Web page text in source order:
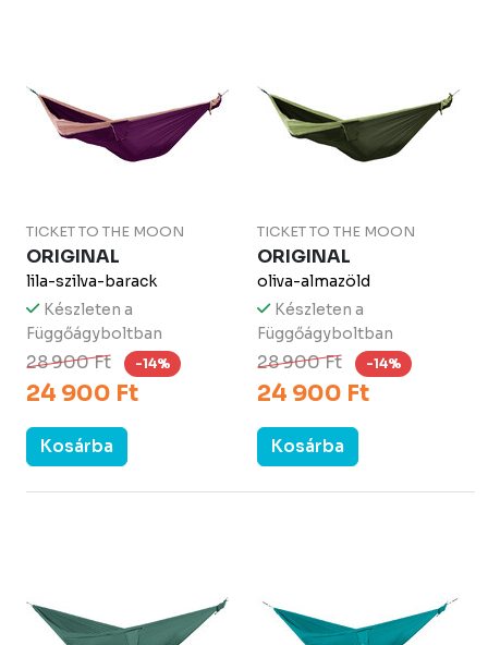
TICKET TO THE MOON
ORIGINAL
lila-szilva-barack
Készleten a
Függőágyboltban
28 900 Ft -14%
24 900 Ft
Kosárba
TICKET TO THE MOON
ORIGINAL
oliva-almazöld
Készleten a
Függőágyboltban
28 900 Ft -14%
24 900 Ft
Kosárba